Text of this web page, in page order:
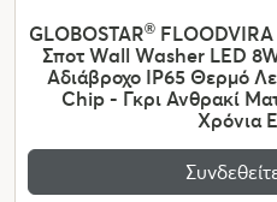
GLOBOSTAR®
Σποτ Wall Washer LED
Αδιάβροχο IP65 Θερμό
Chip - Γκρι Ανθρακί
Χρόνια